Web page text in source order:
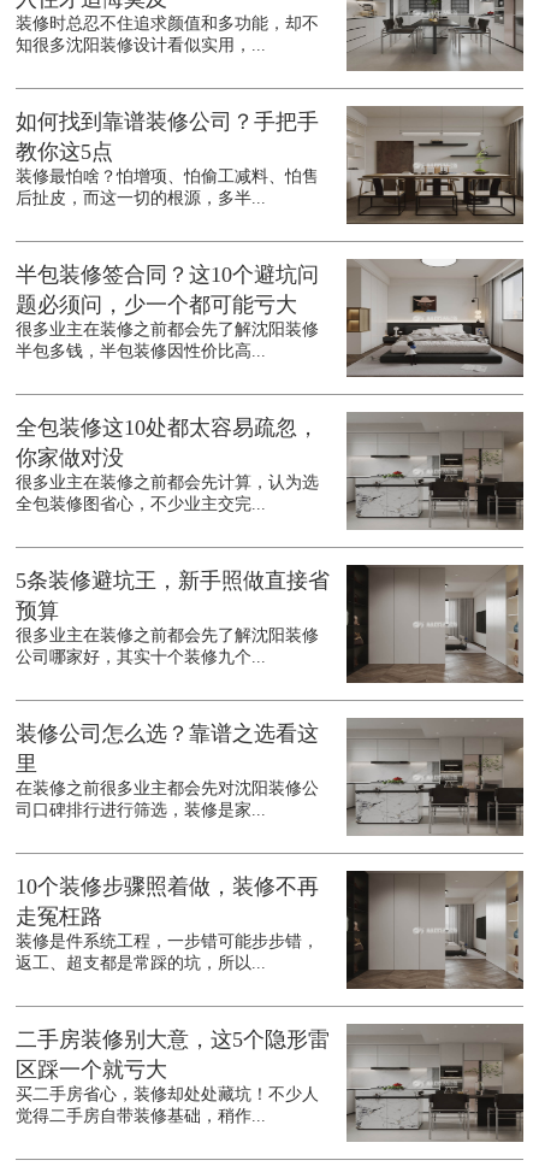
装修时总忍不住追求颜值和多功能，却不
知很多沈阳装修设计看似实用，...
如何找到靠谱装修公司？手把手
教你这5点
装修最怕啥？怕增项、怕偷工减料、怕售
后扯皮，而这一切的根源，多半...
半包装修签合同？这10个避坑问
题必须问，少一个都可能亏大
很多业主在装修之前都会先了解沈阳装修
半包多钱，半包装修因性价比高...
全包装修这10处都太容易疏忽，
你家做对没
很多业主在装修之前都会先计算，认为选
全包装修图省心，不少业主交完...
5条装修避坑王，新手照做直接省
预算
很多业主在装修之前都会先了解沈阳装修
公司哪家好，其实十个装修九个...
装修公司怎么选？靠谱之选看这
里
在装修之前很多业主都会先对沈阳装修公
司口碑排行进行筛选，装修是家...
10个装修步骤照着做，装修不再
走冤枉路
装修是件系统工程，一步错可能步步错，
返工、超支都是常踩的坑，所以...
二手房装修别大意，这5个隐形雷
区踩一个就亏大
买二手房省心，装修却处处藏坑！不少人
觉得二手房自带装修基础，稍作...